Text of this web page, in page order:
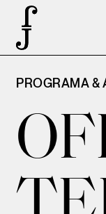
PROGRAMA &